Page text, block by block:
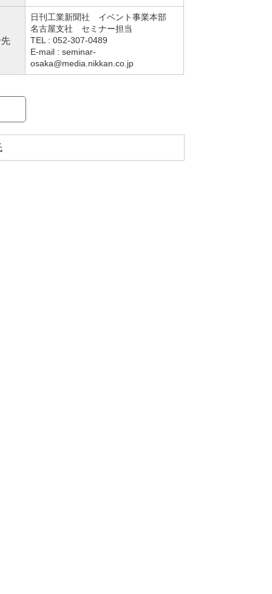
日刊工業新聞社 イベント事業本部
名古屋支社 セミナー担当
TEL : 052-307-0489
E-mail : seminar-
osaka@media.nikkan.co.jp